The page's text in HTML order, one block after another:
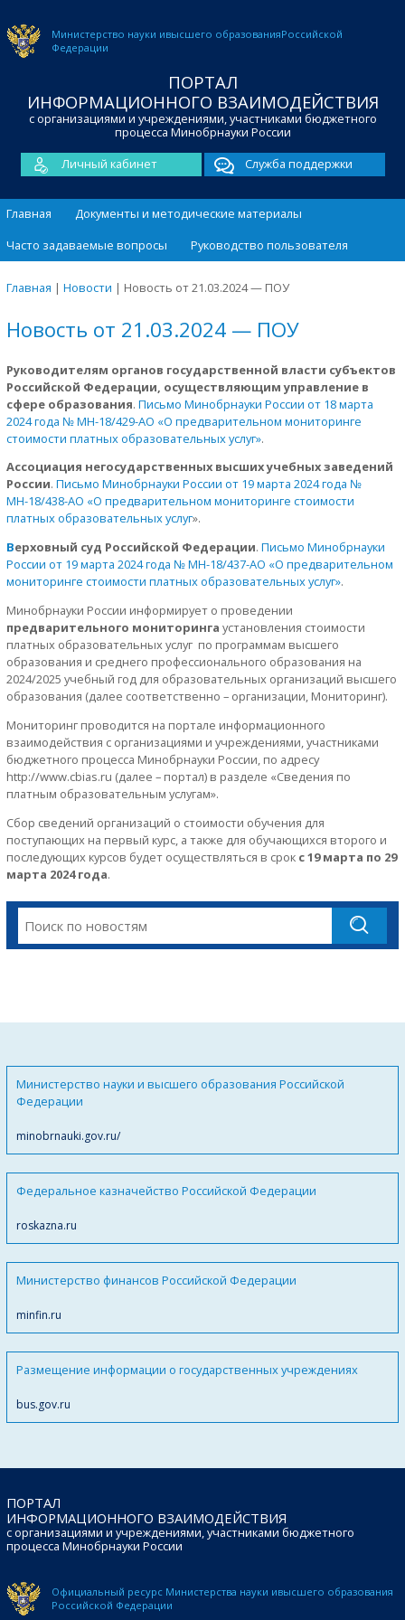
Министерство науки ивысшего образованияРоссийской
Федерации
ПОРТАЛ
ИНФОРМАЦИОННОГО ВЗАИМОДЕЙСТВИЯ
с организациями и учреждениями, участниками бюджетного
процесса Минобрнауки России
Личный кабинет
Служба поддержки
Главная
Документы и методические материалы
Часто задаваемые вопросы
Руководство пользователя
Главная | Новости | Новость от 21.03.2024 — ПОУ
Новость от 21.03.2024 — ПОУ
Руководителям органов государственной власти субъектов
Российской Федерации, осуществляющим управление в
сфере образования. Письмо Минобрнауки России от 18 марта
2024 года № МН-18/429-АО «О предварительном мониторинге
стоимости платных образовательных услуг».
Ассоциация негосударственных высших учебных заведений
России. Письмо Минобрнауки России от 19 марта 2024 года №
МН-18/438-АО «О предварительном мониторинге стоимости
платных образовательных услуг».
Верховный суд Российской Федерации. Письмо Минобрнауки
России от 19 марта 2024 года № МН-18/437-АО «О предварительном
мониторинге стоимости платных образовательных услуг».
Минобрнауки России информирует о проведении
предварительного мониторинга установления стоимости
платных образовательных услуг по программам высшего
образования и среднего профессионального образования на
2024/2025 учебный год для образовательных организаций высшего
образования (далее соответственно – организации, Мониторинг).
Мониторинг проводится на портале информационного
взаимодействия с организациями и учреждениями, участниками
бюджетного процесса Минобрнауки России, по адресу
http://www.cbias.ru (далее – портал) в разделе «Сведения по
платным образовательным услугам».
Сбор сведений организаций о стоимости обучения для
поступающих на первый курс, а также для обучающихся второго и
последующих курсов будет осуществляться в срок с 19 марта по 29
марта 2024 года.
Министерство науки и высшего образования Российской
Федерации
minobrnauki.gov.ru/
Федеральное казначейство Российской Федерации
roskazna.ru
Министерство финансов Российской Федерации
minfin.ru
Размещение информации о государственных учреждениях
bus.gov.ru
ПОРТАЛ
ИНФОРМАЦИОННОГО ВЗАИМОДЕЙСТВИЯ
с организациями и учреждениями, участниками бюджетного
процесса Минобрнауки России
Официальный ресурс Министерства науки ивысшего образования
Российской Федерации